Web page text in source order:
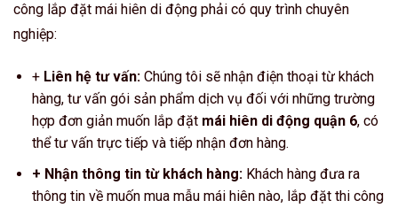
công lắp đặt mái hiên di động phải có quy trình chuyên
nghiệp:
+Liên hệ tư vấn:Chúng tôi sẽ nhận điện thoại từ khách
hàng, tư vấn gói sản phẩm dịch vụ đối với những trường
hợp đơn giản muốn lắp đặt mái hiên di động quận 6, có
thể tư vấn trực tiếp và tiếp nhận đơn hàng.
+ Nhận thông tin từ khách hàng:Khách hàng đưa ra
thông tin về muốn mua mẫu mái hiên nào, lắp đặt thi công